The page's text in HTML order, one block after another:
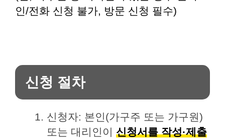
인/전화 신청 불가, 방문 신청 필수)
신청 절차
신청자: 본인(가구주 또는 가구원)
또는 대리인이 신청서를 작성·제출